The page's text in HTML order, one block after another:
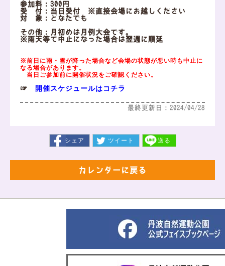
参加料：300円
受 付：当日受付 ※直接会場にお越しください
対 象：どなたでも
その他：月初めは月例大会です。
※雨天等で中止になった場合は翌週に順延
※前日に雨・雪が降った場合など会場の状態が悪い時も中止に
なる場合があります。
当日ご参加前に開催状況をご確認ください。
☞
開催スケジュールはコチラ
最終更新日：2024/04/28
シェア ツイート 送る
カレンダーに戻る